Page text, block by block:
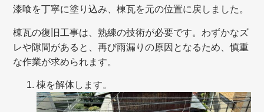
漆喰を丁寧に塗り込み、棟瓦を元の位置に戻しました。
棟瓦の復旧工事は、熟練の技術が必要です。わずかなズ
レや隙間があると、再び雨漏りの原因となるため、慎重
な作業が求められます。
棟を解体します。